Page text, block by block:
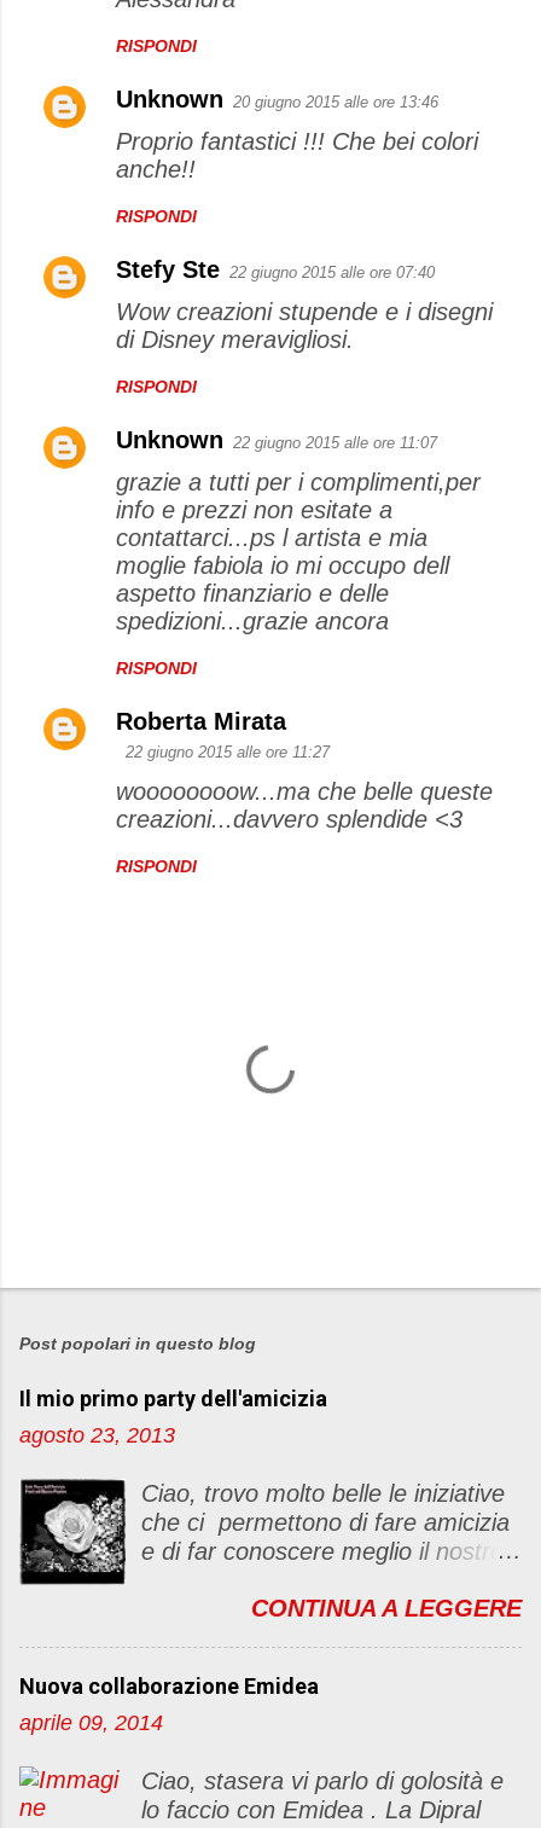
RISPONDI
Unknown 20 giugno 2015 alle ore 13:46
Proprio fantastici !!! Che bei colori
anche!!
RISPONDI
Stefy Ste 22 giugno 2015 alle ore 07:40
Wow creazioni stupende e i disegni
di Disney meravigliosi.
RISPONDI
Unknown 22 giugno 2015 alle ore 11:07
grazie a tutti per i complimenti,per
info e prezzi non esitate a
contattarci...ps l artista e mia
moglie fabiola io mi occupo dell
aspetto finanziario e delle
spedizioni...grazie ancora
RISPONDI
Roberta Mirata
22 giugno 2015 alle ore 11:27
woooooooow...ma che belle queste
creazioni...davvero splendide <3
RISPONDI
P
s
a
u
c
o
m
m
t
o
Post popolari in questo blog
Il mio primo party dell'amicizia
agosto 23, 2013
Ciao, trovo molto belle le iniziative
che ci permettono di fare amicizia
e di far conoscere meglio il nostro
un "party" dell'amicizia .... Mi
post, ma anche di sentimenti ed
emozioni. Non siete obbligate a
avete il tempo bene, altrimenti no
problem. :D Le regole sono le
CONTINUA A LEGGERE
Nuova collaborazione Emidea
aprile 09, 2014
Ciao, stasera vi parlo di golosità e
lo faccio con Emidea . La Dipral